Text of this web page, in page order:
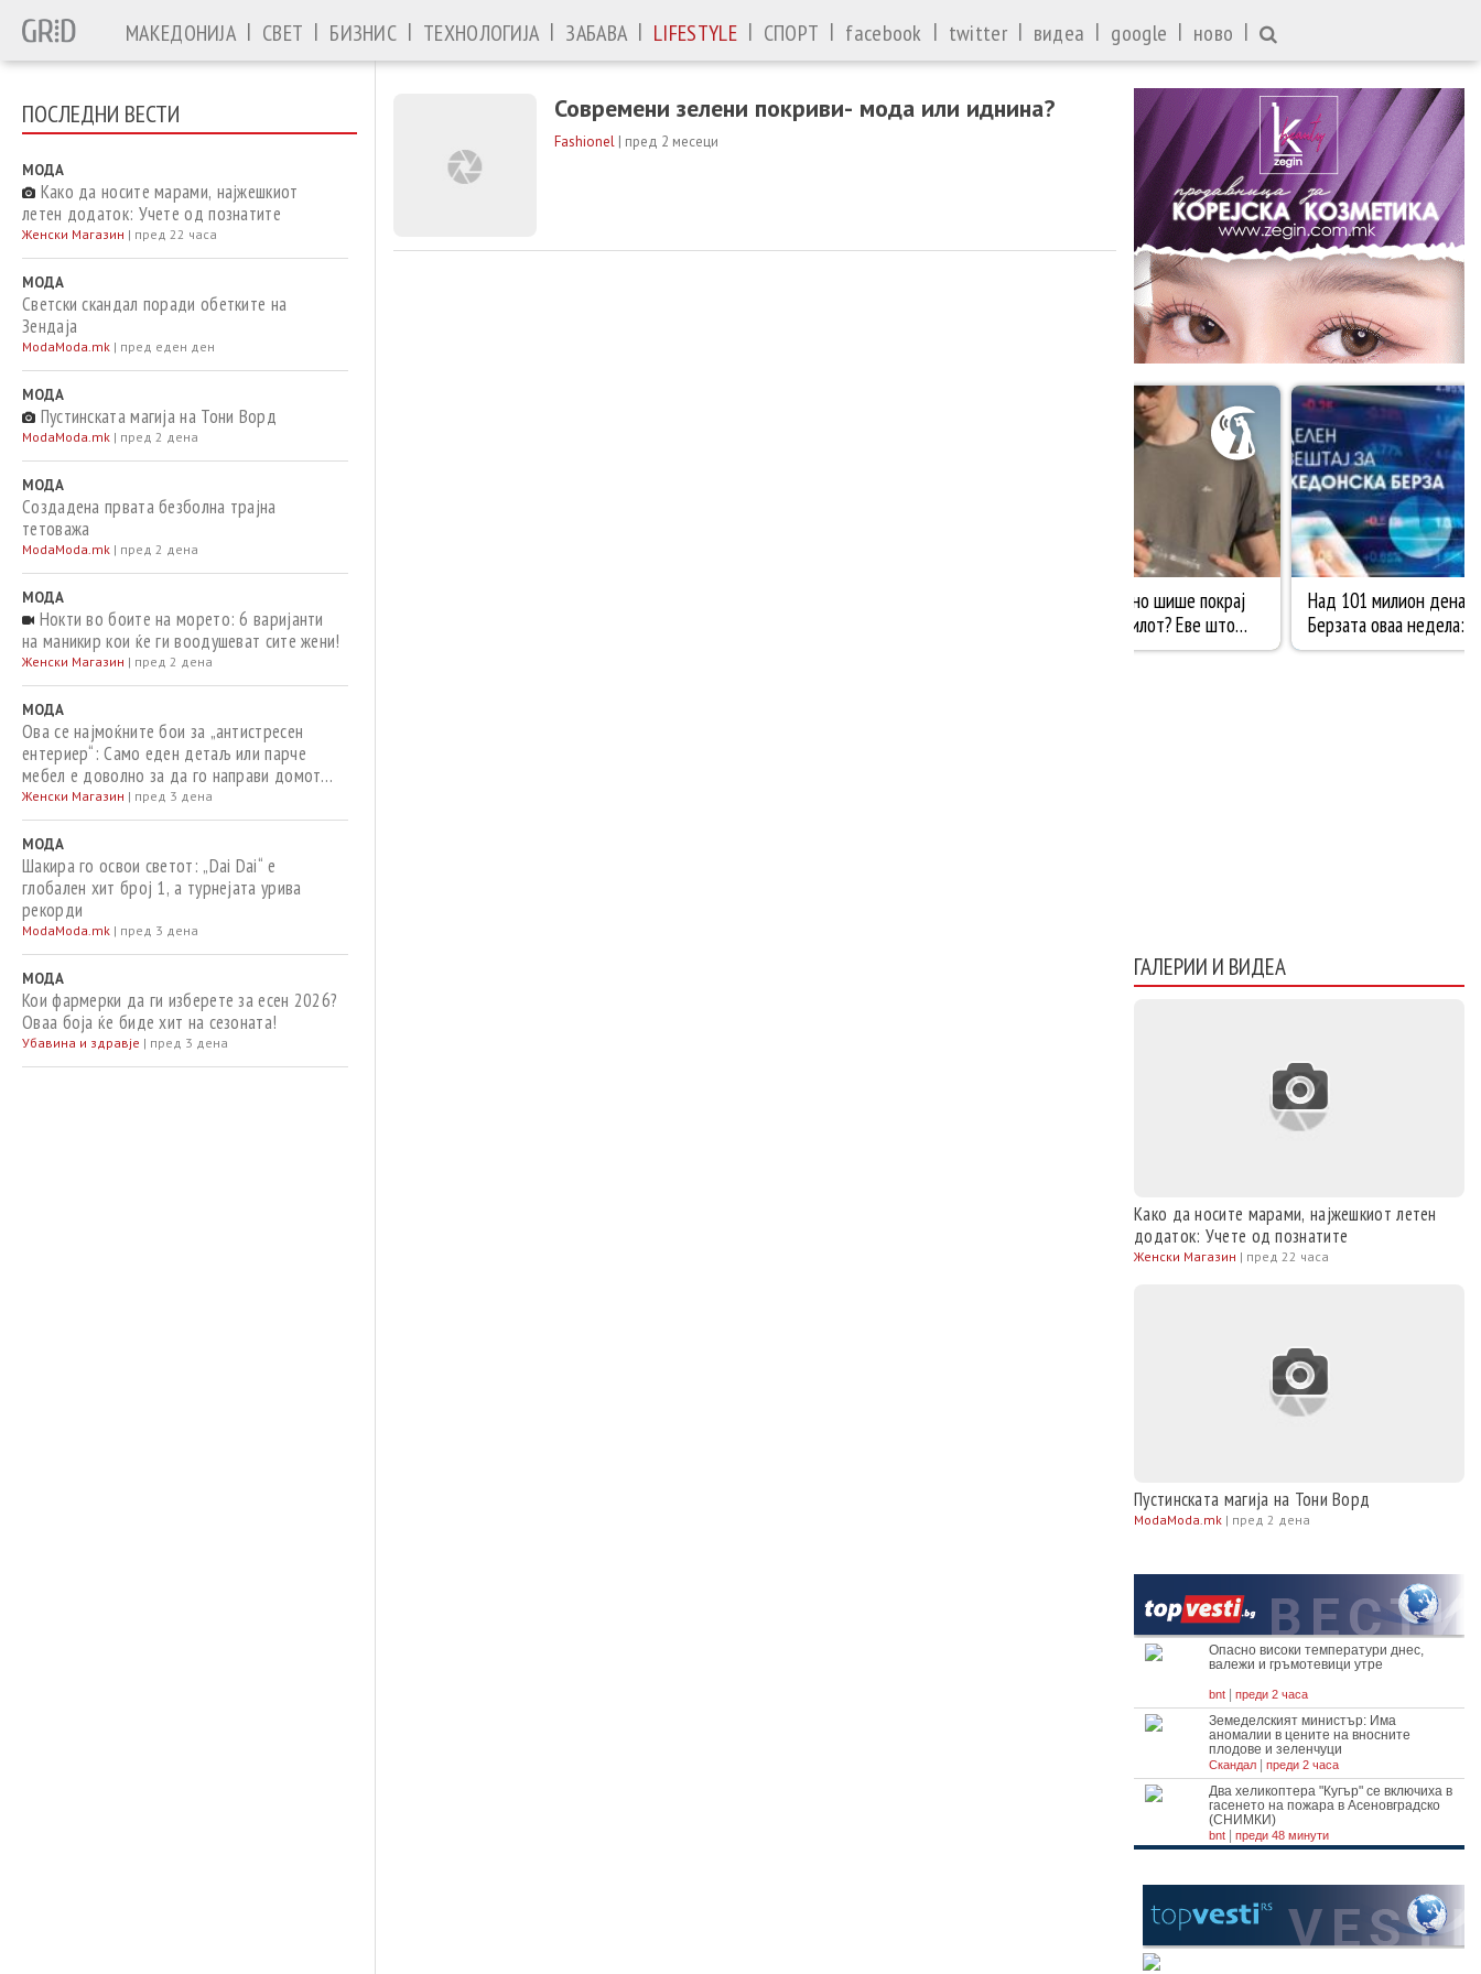
МАКЕДОНИЈА | СВЕТ | БИЗНИС | ТЕХНОЛОГИЈА | ЗАБАВА | LIFESTYLE | СПОРТ | facebook | twitter | видеа | google | ново |
ПОСЛЕДНИ ВЕСТИ
МОДА
Како да носите марами, најжешкиот
летен додаток: Учете од познатите
Женски Магазин | пред 22 часа
МОДА
Светски скандал поради обетките на
Зендаја
ModaМoda.mk | пред еден ден
МОДА
Пустинската магија на Тони Ворд
ModaМoda.mk | пред 2 дена
МОДА
Создадена првата безболна трајна
тетоважа
ModaМoda.mk | пред 2 дена
МОДА
Нокти во боите на морето: 6 варијанти
на маникир кои ќе ги воодушеват сите жени!
Женски Магазин | пред 2 дена
МОДА
Ова се најмоќните бои за „антистресен
ентериер“: Само еден детаљ или парче
мебел е доволно за да го направи домот
оаза на мир
Женски Магазин | пред 3 дена
МОДА
Шакира го освои светот: „Dai Dai“ е
глобален хит број 1, а турнејата урива
рекорди
ModaМoda.mk | пред 3 дена
МОДА
Кои фармерки да ги изберете за есен 2026?
Оваа боја ќе биде хит на сезоната!
Убавина и здравје | пред 3 дена
Современи зелени покриви- мода или иднина?
Fashionel | пред 2 месеци
ГАЛЕРИИ И ВИДЕА
Како да носите марами, најжешкиот летен
додаток: Учете од познатите
Женски Магазин | пред 22 часа
Пустинската магија на Тони Ворд
ModaМoda.mk | пред 2 дена